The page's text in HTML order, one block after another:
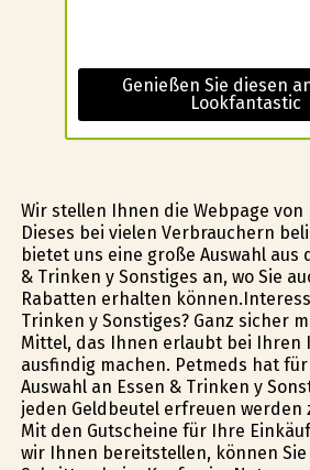
Genießen Sie diesen
Lookfantastic
Wir stellen Ihnen die Webpage von
Dieses bei vielen Verbrauchern
bietet uns eine große Auswahl aus
& Trinken y Sonstiges an, wo Sie
Rabatten erhalten
Trinken y Sonstiges? Ganz sicher
Mittel, das Ihnen erlaubt bei Ihren
ausfindig machen. Petmeds hat
Auswahl an Essen & Trinken y
jeden Geldbeutel erfreuen werden
Mit den Gutscheine für Ihre
wir Ihnen bereitstellen, können